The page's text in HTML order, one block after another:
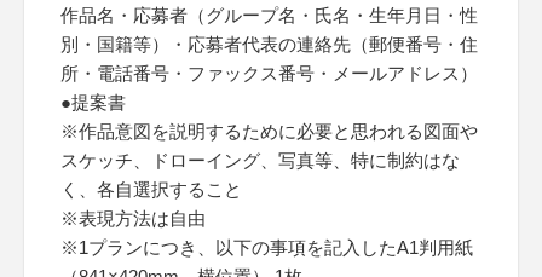
作品名・応募者（グループ名・氏名・生年月日・性
別・国籍等）・応募者代表の連絡先（郵便番号・住
所・電話番号・ファックス番号・メールアドレス）
●提案書
※作品意図を説明するために必要と思われる図面や
スケッチ、ドローイング、写真等、特に制約はな
く、各自選択すること
※表現方法は自由
※1プランにつき、以下の事項を記入したA1判用紙